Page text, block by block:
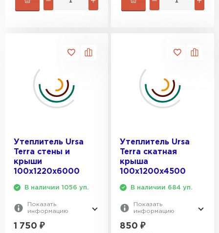
Утеплитель Ursa
Terra стены и
крыши
100х1220х6000
В наличии 1056 уп.
Показать
информацию
1 750 ₽
Утеплитель Ursa
Terra скатная
крыша
100х1200х4500
В наличии 684 уп.
Показать
информацию
850 ₽